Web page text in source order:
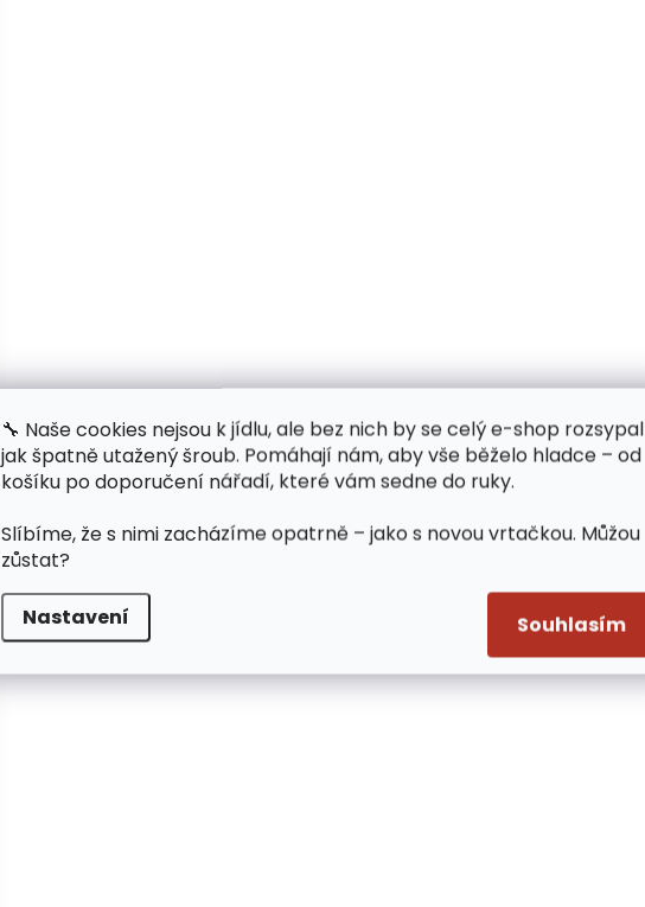
🔧 Naše cookies nejsou k jídlu, ale bez nich by se celý e-shop rozsypal
jak špatně utažený šroub. Pomáhají nám, aby vše běželo hladce – od
košíku po doporučení nářadí, které vám sedne do ruky.
Slíbíme, že s nimi zacházíme opatrně – jako s novou vrtačkou. Můžou
zůstat?
Nastavení Souhlasím